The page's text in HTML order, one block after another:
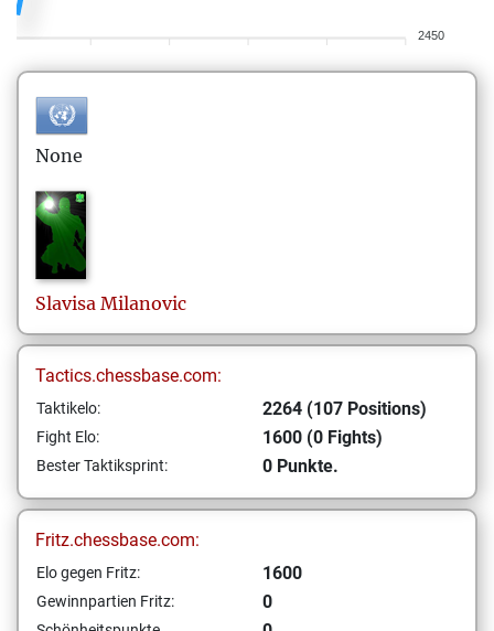
2450
None
Slavisa Milanovic
Tactics.chessbase.com:
Taktikelo: 2264 (107 Positions)
Fight Elo: 1600 (0 Fights)
Bester Taktiksprint: 0 Punkte.
Fritz.chessbase.com:
Elo gegen Fritz: 1600
Gewinnpartien Fritz: 0